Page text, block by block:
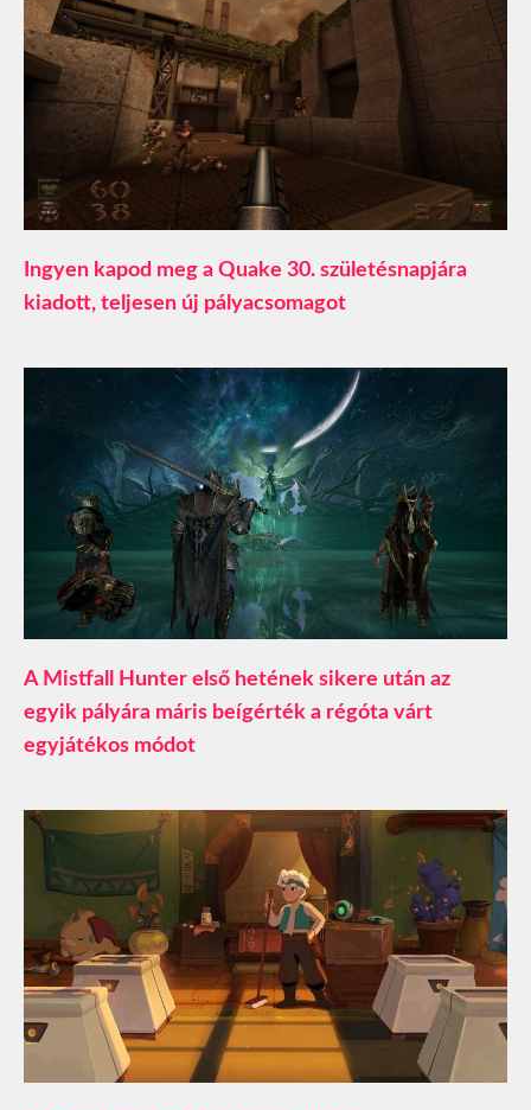
Ingyen kapod meg a Quake 30. születésnapjára
kiadott, teljesen új pályacsomagot
A Mistfall Hunter első hetének sikere után az
egyik pályára máris beígérték a régóta várt
egyjátékos módot